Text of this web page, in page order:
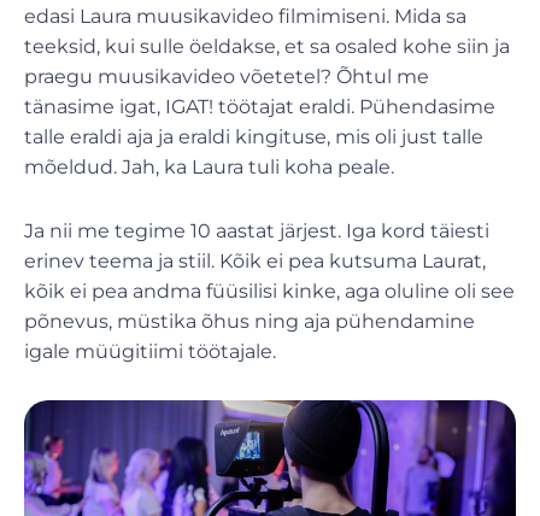
edasi Laura muusikavideo filmimiseni. Mida sa
teeksid, kui sulle öeldakse, et sa osaled kohe siin ja
praegu muusikavideo võetetel? Õhtul me
tänasime igat, IGAT! töötajat eraldi. Pühendasime
talle eraldi aja ja eraldi kingituse, mis oli just talle
mõeldud. Jah, ka Laura tuli koha peale.
Ja nii me tegime 10 aastat järjest. Iga kord täiesti
erinev teema ja stiil. Kõik ei pea kutsuma Laurat,
kõik ei pea andma füüsilisi kinke, aga oluline oli see
põnevus, müstika õhus ning aja pühendamine
igale müügitiimi töötajale.